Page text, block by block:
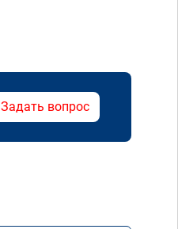
Задать вопрос